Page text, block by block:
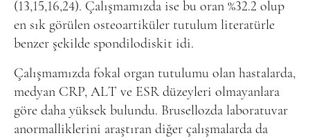
(13,15,16,24). Çalışmamızda ise bu oran %32.2 olup
en sık görülen osteoartiküler tutulum literatürle
benzer şekilde spondilodiskit idi.
Çalışmamızda fokal organ tutulumu olan hastalarda,
medyan CRP, ALT ve ESR düzeyleri olmayanlara
göre daha yüksek bulundu. Brusellozda laboratuvar
anormalliklerini araştıran diğer çalışmalarda da